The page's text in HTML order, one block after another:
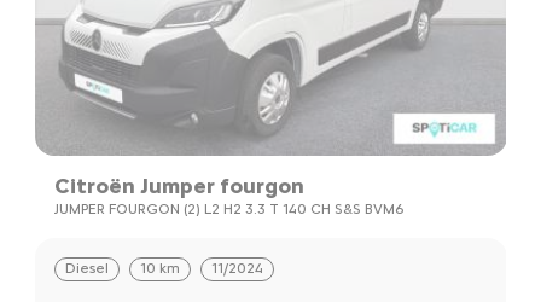
Citroën Jumper fourgon
JUMPER FOURGON (2) L2 H2 3.3 T 140 CH S&S BVM6
Diesel 10 km 11/2024